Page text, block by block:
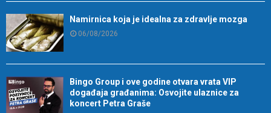
Namirnica koja je idealna za zdravlje mozga
06/08/2026
Bingo Group i ove godine otvara vrata VIP
događaja građanima: Osvojite ulaznice za
koncert Petra Graše